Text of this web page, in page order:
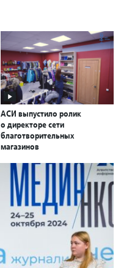
АСИ выпустило ролик
о директоре сети
благотворительных
магазинов